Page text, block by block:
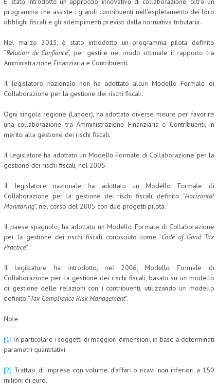
programma che assiste i grandi contribuenti nell’espletamento dei loro
obblighi fiscali e gli adempimenti previsti dalla normativa tributaria.
Nel marzo 2013, è stato introdotto un programma pilota definito
“Relation de Confiance”, per gestire nel modo ottimale il rapporto tra
Amministrazione Finanziaria e Contribuenti.
Il legislatore nazionale non ha adottato alcun Modello Formale di
Collaborazione per la gestione dei rischi fiscali.
Ogni singola regione (Lander), ha adottato diverse misure per favorire
una collaborazione tra Amministrazione Finanziaria e Contribuenti, in
merito alla gestione dei rischi fiscali.
Il legislatore ha adottato un Modello Formale di Collaborazione per la
gestione dei rischi fiscali, nel 2005.
Il legislatore nazionale ha adottato un Modello Formale di
Collaborazione per la gestione dei rischi fiscali, definito “Horizontal
Monitoring”, nel corso del 2005 con due progetti pilota.
Il paese spagnolo, ha adottato un Modello Formale di Collaborazione
per la gestione dei rischi fiscali, conosciuto come “Code of Good Tax
Practice”.
Il legislatore ha introdotto, nel 2006, Modello Formale di
Collaborazione per la gestione dei rischi fiscali, basato su un modello
di gestione delle relazioni con i contribuenti, utilizzando un modello
definito “Tax Compliance Risk Management”.
Note
[1] In particolare i soggetti di maggiori dimensioni, in base a determinati
parametri quantitativi.
[2] Trattasi di imprese con volume d’affari o ricavi non inferiori a 150
milioni di euro.